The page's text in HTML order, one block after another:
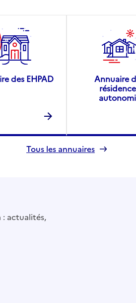
des EHPAD
Annuaire
Tous les annuaires
actualités,